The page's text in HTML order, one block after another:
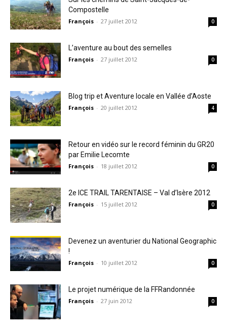
Compostelle
François - 27 juillet 2012 0
L’aventure au bout des semelles
François - 27 juillet 2012 0
Blog trip et Aventure locale en Vallée d’Aoste
François - 20 juillet 2012 4
Retour en vidéo sur le record féminin du GR20
par Emilie Lecomte
François - 18 juillet 2012 0
2e ICE TRAIL TARENTAISE – Val d’Isère 2012
François - 15 juillet 2012 0
Devenez un aventurier du National Geographic
!
François - 10 juillet 2012 0
Le projet numérique de la FFRandonnée
François - 27 juin 2012 0